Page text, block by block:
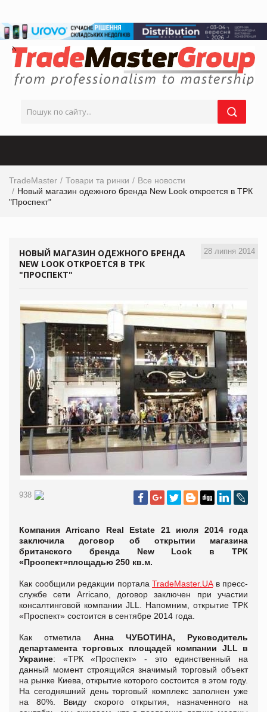
TradeMaster Товари та ринки
Все новости
Новый магазин одежного бренда New Look откроется в ТРК
"Проспект"
28 липня 2014
НОВЫЙ МАГАЗИН ОДЕЖНОГО БРЕНДА
NEW LOOK ОТКРОЕТСЯ В ТРК
"ПРОСПЕКТ"
938
КомпанияArricano Real Estate 21 июля 2014 года
заключила договор об открытии магазина
британского бренда New Look в ТРК
«Проспект»площадью 250 кв.м.
Как сообщили редакции портала TradeMaster.UAв пресс-
службе сети Arricano, договор заключен при участии
консалтинговой компании JLL. Напомним, открытие ТРК
«Проспект» состоится в сентябре 2014 года.
Как отметила Анна ЧУБОТИНА, Руководитель
департамента торговых площадей компании JLL в
Украине: «ТРК «Проспект» - это единственный на
данный момент строящийся значимый торговый объект
на рынке Киева, открытие которого состоится в этом году.
На сегодняшний день торговый комплекс заполнен уже
на 80%. Ввиду скорого открытия, назначенного на